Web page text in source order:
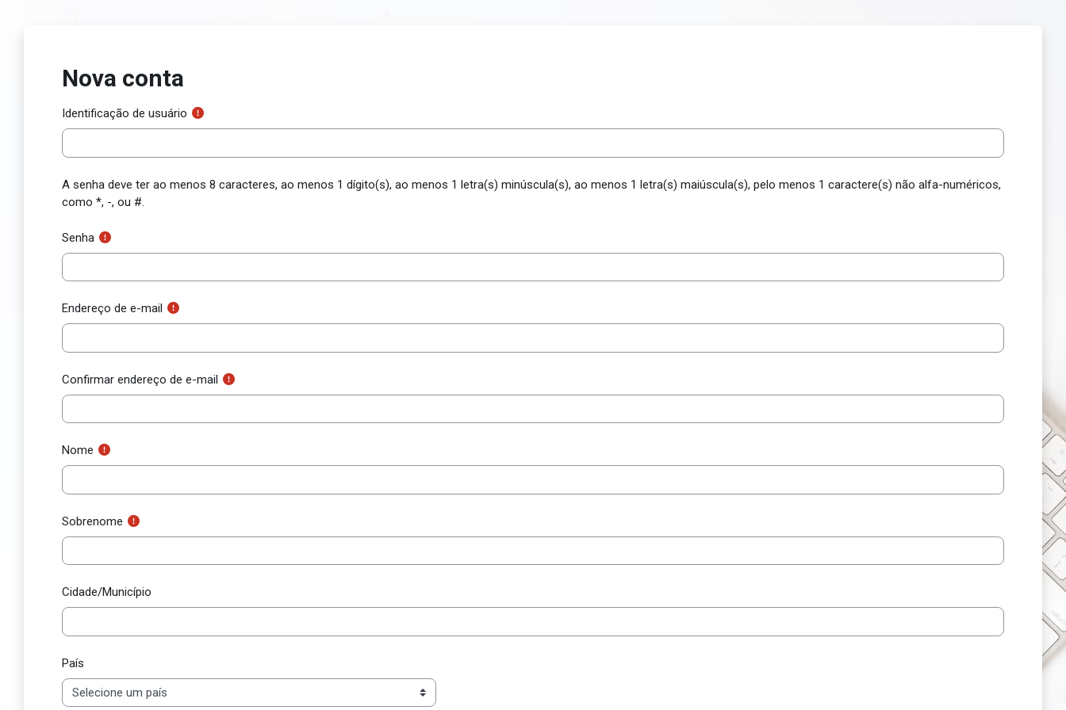
Nova conta
Identificação de usuário
A senha deve ter ao menos 8 caracteres, ao menos 1 dígito(s), ao menos 1 letra(s) minúscula(s), ao menos 1 letra(s) maiúscula(s), pelo menos 1 caractere(s) não alfa-numéricos,
como *, -, ou #.
Senha
Endereço de e-mail
Confirmar endereço de e-mail
Nome
Sobrenome
Cidade/Município
País